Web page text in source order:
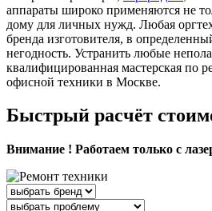
аппараты широко применяются не
дому для личных нужд. Любая
бренда изготовителя, в
негодность. Устранить любые
квалифицированная мастерская по
офисной техники в Москве.
Быстрый расчёт
Внимание ! Работаем только с